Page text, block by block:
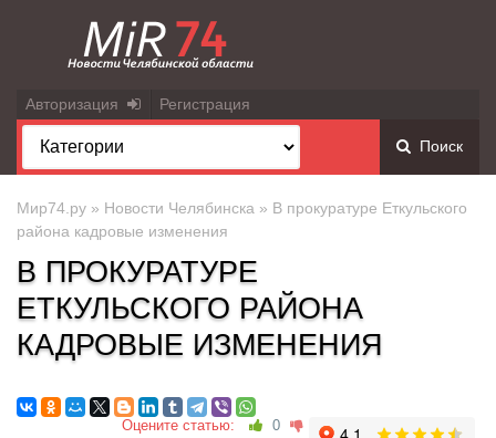
Авторизация Регистрация
Поиск
Мир74.ру » Новости Челябинска » В прокуратуре Еткульского
района кадровые изменения
В ПРОКУРАТУРЕ
ЕТКУЛЬСКОГО РАЙОНА
КАДРОВЫЕ ИЗМЕНЕНИЯ
Оцените статью: 0